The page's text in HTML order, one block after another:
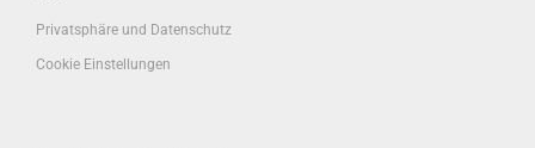
Privatsphäre und Datenschutz
Cookie Einstellungen